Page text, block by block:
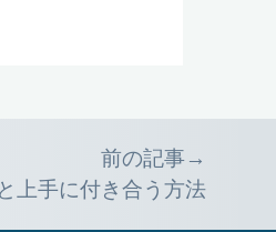
前の記事→
上手に付き合う方法